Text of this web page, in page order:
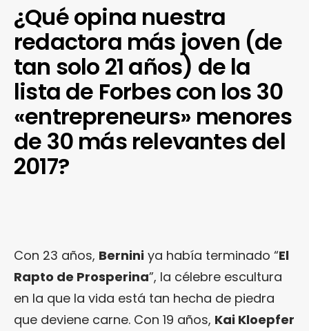
¿Qué opina nuestra
redactora más joven (de
tan solo 21 años) de la
lista de Forbes con los 30
«entrepreneurs» menores
de 30 más relevantes del
2017?
Con 23 años, Bernini ya había terminado “El
Rapto de Prosperina”, la célebre escultura
en la que la vida está tan hecha de piedra
que deviene carne. Con 19 años, Kai Kloepfer